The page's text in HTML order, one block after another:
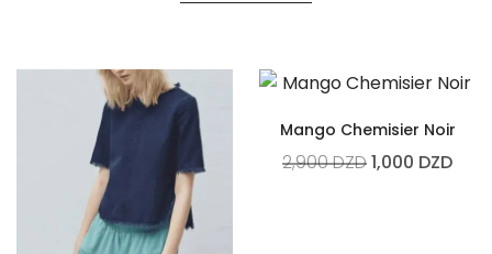
Mango Chemisier Noir
2,900DZD1,000 DZD